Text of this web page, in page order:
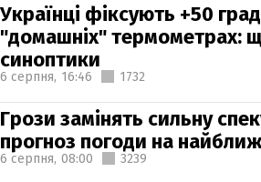
Українці фіксують +50
"домашніх" термометрах:
синоптики
6 серпня, 16:46 1732
Грози замінять сильну
прогноз погоди на
6 серпня, 08:00 3239